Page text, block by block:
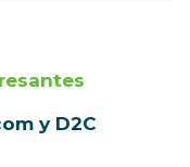
y D2C